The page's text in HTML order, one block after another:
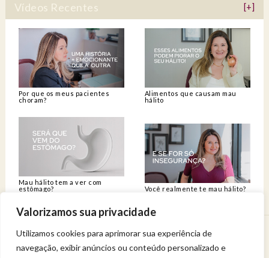
Valorizamos sua privacidade
Utilizamos cookies para aprimorar sua experiência de
navegação, exibir anúncios ou conteúdo personalizado e
Vídeos Recentes [+]
Por que os meus pacientes
choram?
Alimentos que causam mau
hálito
Mau hálito tem a ver com
estômago?
Você realmente te mau hálito?
Venha viver uma experiência de bem-estar.
Entregue a sua saúde a uma profissional qualificada.